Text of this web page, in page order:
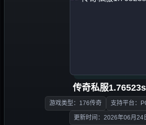
传奇私服
游戏类型：176传奇 支持平台：
更新时间：2026年06月24